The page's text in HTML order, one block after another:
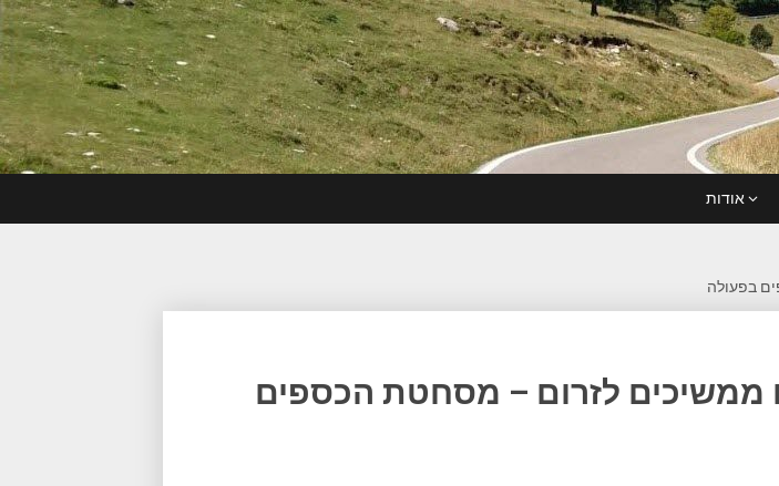
אודות
בפעולה
ממשיכים לזרום – מסחטת הכספים